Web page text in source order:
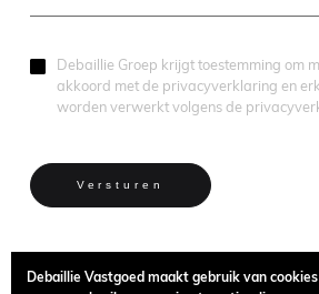
Debaillie Groep krijgt toestemming om
akkoord met de privacyverklaring en
worden verwerkt volgens de
Debaillie Vastgoed maakt gebruik van cookies